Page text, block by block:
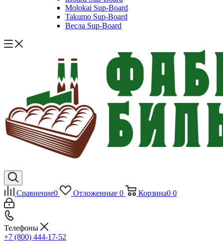
Molokai Sup-Board
Takumo Sup-Board
Весла Sup-Board
Сравнение0 Отложенные 0 Корзина0 0
Телефоны
+7 (800) 444-17-52